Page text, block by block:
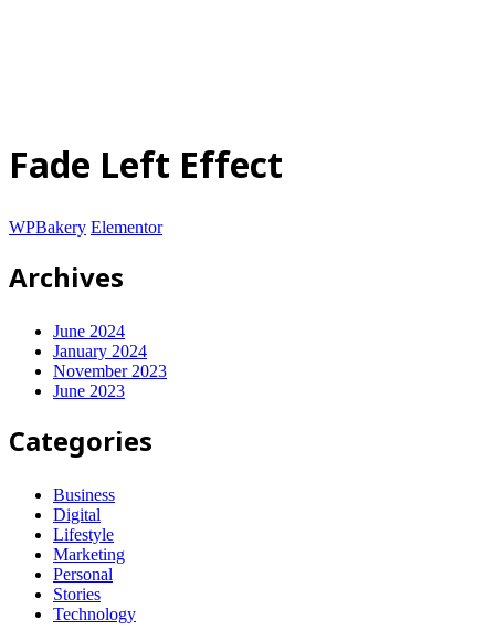
Fade Left Effect
WPBakery Elementor
Archives
June 2024
January 2024
November 2023
June 2023
Categories
Business
Digital
Lifestyle
Marketing
Personal
Stories
Technology